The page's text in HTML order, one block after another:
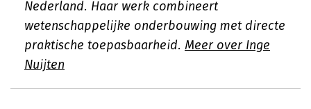
Nederland. Haar werk combineert
wetenschappelijke onderbouwing met directe
praktische toepasbaarheid. Meer over Inge
Nuijten